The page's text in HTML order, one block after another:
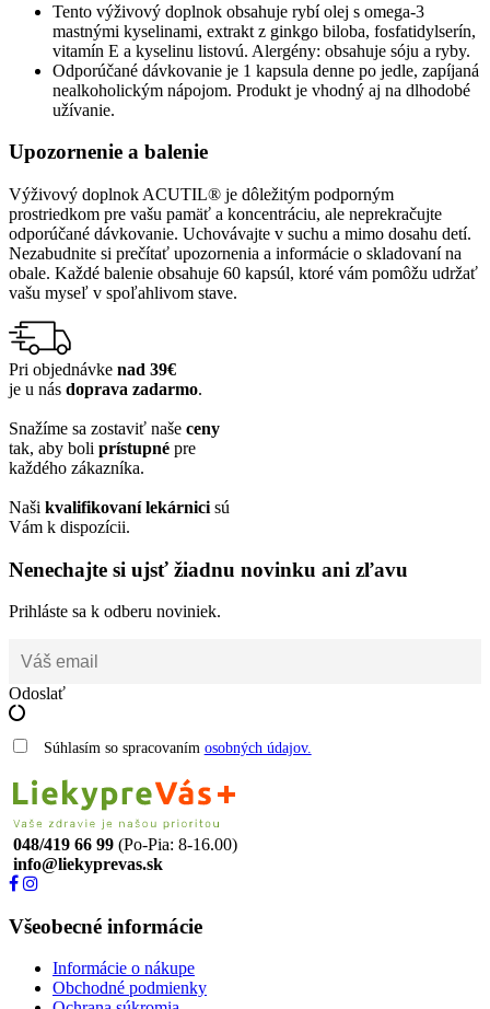
Tento výživový doplnok obsahuje rybí olej s omega-3
mastnými kyselinami, extrakt z ginkgo biloba, fosfatidylserín,
vitamín E a kyselinu listovú. Alergény: obsahuje sóju a ryby.
Odporúčané dávkovanie je 1 kapsula denne po jedle, zapíjaná
nealkoholickým nápojom. Produkt je vhodný aj na dlhodobé
užívanie.
Upozornenie a balenie
Výživový doplnok ACUTIL® je dôležitým podporným
prostriedkom pre vašu pamäť a koncentráciu, ale neprekračujte
odporúčané dávkovanie. Uchovávajte v suchu a mimo dosahu detí.
Nezabudnite si prečítať upozornenia a informácie o skladovaní na
obale. Každé balenie obsahuje 60 kapsúl, ktoré vám pomôžu udržať
vašu myseľ v spoľahlivom stave.
Pri objednávke nad 39€
je u nás doprava zadarmo.
Snažíme sa zostaviť naše ceny
tak, aby boli prístupné pre
každého zákazníka.
Naši kvalifikovaní lekárnici sú
Vám k dispozícii.
Nenechajte si ujsť žiadnu novinku ani zľavu
Prihláste sa k odberu noviniek.
Odoslať
Súhlasím so spracovaním osobných údajov.
048/419 66 99 (Po-Pia: 8-16.00)
info@liekyprevas.sk
Všeobecné informácie
Informácie o nákupe
Obchodné podmienky